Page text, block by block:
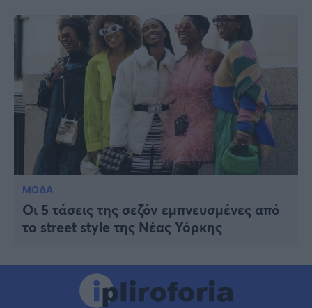
ΜΟΔΑ
Οι 5 τάσεις της σεζόν εμπνευσμένες από
το street style της Νέας Υόρκης